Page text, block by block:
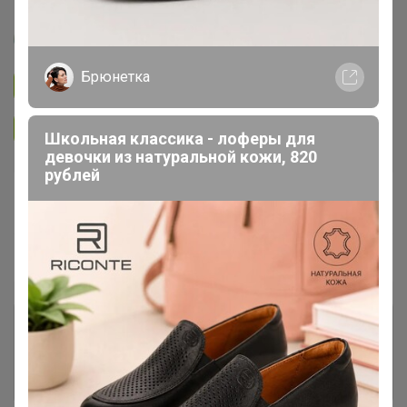
Подписаться на закупку
В архиве
100 %
Ожидание ~ 4 дня
Комментарии к лотам 3.7K
Отзывы участников 12K
Брюнетка
Школьная классика - лоферы для
девочки из натуральной кожи, 820
рублей